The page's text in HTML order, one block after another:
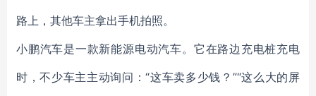
路上，其他车主拿出手机拍照。
小鹏汽车是一款新能源电动汽车。它在路边充电桩充电
时，不少车主主动询问：“这车卖多少钱？”“这么大的屏